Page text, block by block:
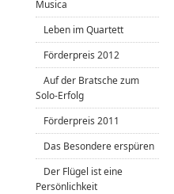
Musica
Leben im Quartett
Förderpreis 2012
Auf der Bratsche zum
Solo-Erfolg
Förderpreis 2011
Das Besondere erspüren
Der Flügel ist eine
Persönlichkeit